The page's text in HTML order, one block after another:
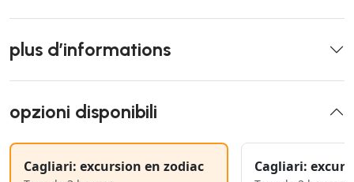
plus d’informations
opzioni disponibili
Cagliari: excursion en zodiac Cagliari: